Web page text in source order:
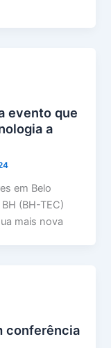
evento que
a
em Belo
(BH-TEC)
mais nova
conferência